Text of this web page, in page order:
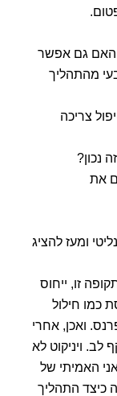
האם גם אפשר
מהתהליך
צריכה
נכון?
את
ומעז להציג
זו, ייחוס
כמו חילול
ואכן, אחרי
לב. ויניקוט לא
האמיתי של
כיצד התהליך